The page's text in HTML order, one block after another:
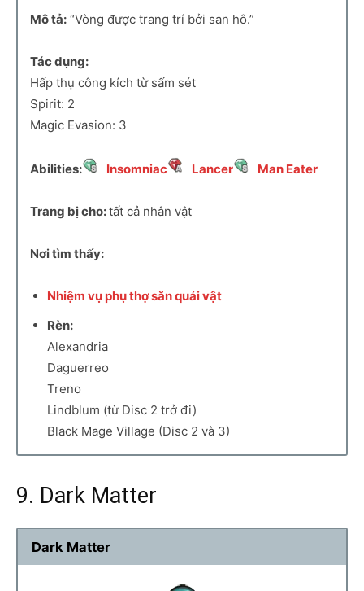
Mô tả: “Vòng được trang trí bởi san hô.”
Tác dụng:
Hấp thụ công kích từ sấm sét
Spirit: 2
Magic Evasion: 3
Abilities: Insomniac Lancer Man Eater
Trang bị cho:tất cả nhân vật
Nơi tìm thấy:
Nhiệm vụ phụ thợ săn quái vật
Rèn:
Alexandria
Daguerreo
Treno
Lindblum (từ Disc 2 trở đi)
Black Mage Village (Disc 2 và 3)
9. Dark Matter
Dark Matter